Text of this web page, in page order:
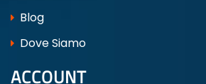
Blog
Dove Siamo
ACCOUNT